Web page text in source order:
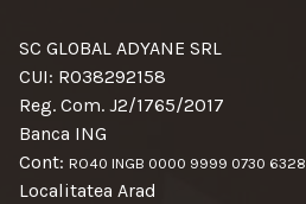
SC GLOBAL ADYANE SRL
CUI: RO38292158
Reg. Com. J2/1765/2017
Banca ING
Cont: RO40 INGB 0000 9999 0730 6328
Localitatea Arad